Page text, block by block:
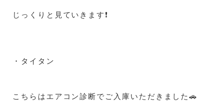
じっくりと見ていきます❗
・タイタン
こちらはエアコン診断でご入庫いただきました🚗